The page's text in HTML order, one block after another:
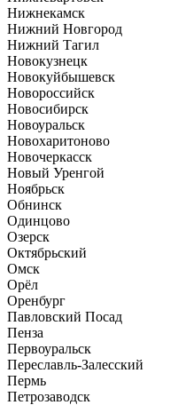
Нижнекамск
Нижний Новгород
Нижний Тагил
Новокузнецк
Новокуйбышевск
Новороссийск
Новосибирск
Новоуральск
Новохаритоново
Новочеркасск
Новый Уренгой
Ноябрьск
Обнинск
Одинцово
Озерск
Октябрьский
Омск
Орёл
Оренбург
Павловский Посад
Пенза
Первоуральск
Переславль-Залесский
Пермь
Петрозаводск